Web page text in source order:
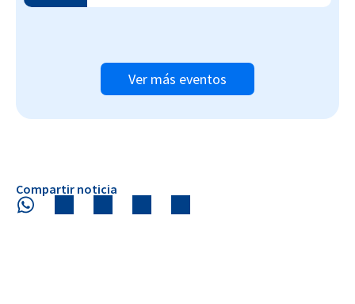
Ver más eventos
Compartir noticia